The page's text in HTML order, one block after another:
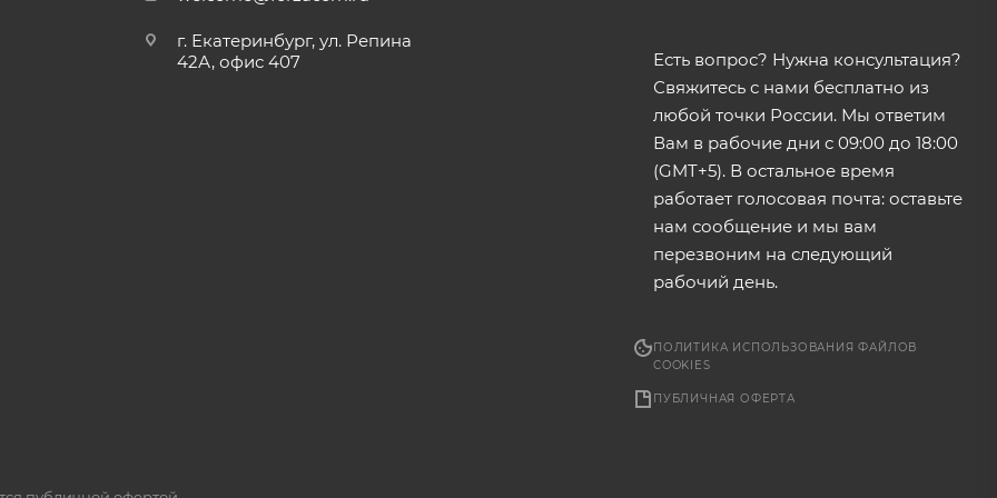
г. Екатеринбург, ул. Репина
42А, офис 407
Есть вопрос? Нужна консультация?
Свяжитесь с нами бесплатно из
любой точки России. Мы ответим
Вам в рабочие дни с 09:00 до 18:00
(GMT+5). В остальное время
работает голосовая почта: оставьте
нам сообщение и мы вам
перезвоним на следующий
рабочий день.
ПОЛИТИКА ИСПОЛЬЗОВАНИЯ ФАЙЛОВ
COOKIES
ПУБЛИЧНАЯ ОФЕРТА